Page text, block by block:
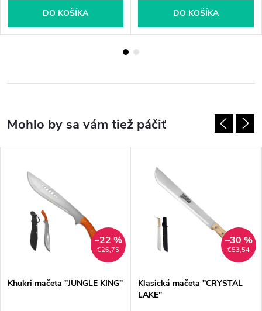
DO KOŠÍKA DO KOŠÍKA
€26,75
–22 %
Khukri mačeta "JUNGLE KING"
€53,54
–30 %
Klasická mačeta "CRYSTAL
LAKE"